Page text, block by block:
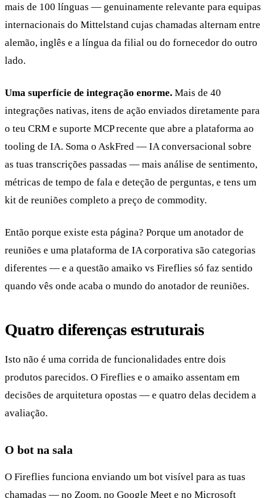
mais de 100 línguas — genuinamente relevante para equipas
internacionais do Mittelstand cujas chamadas alternam entre
alemão, inglês e a língua da filial ou do fornecedor do outro
lado.
Uma superfície de integração enorme. Mais de 40
integrações nativas, itens de ação enviados diretamente para
o teu CRM e suporte MCP recente que abre a plataforma ao
tooling de IA. Soma o AskFred — IA conversacional sobre
as tuas transcrições passadas — mais análise de sentimento,
métricas de tempo de fala e deteção de perguntas, e tens um
kit de reuniões completo a preço de commodity.
Então porque existe esta página? Porque um anotador de
reuniões e uma plataforma de IA corporativa são categorias
diferentes — e a questão amaiko vs Fireflies só faz sentido
quando vês onde acaba o mundo do anotador de reuniões.
Quatro diferenças estruturais
Isto não é uma corrida de funcionalidades entre dois
produtos parecidos. O Fireflies e o amaiko assentam em
decisões de arquitetura opostas — e quatro delas decidem a
avaliação.
O bot na sala
O Fireflies funciona enviando um bot visível para as tuas
chamadas — no Zoom, no Google Meet e no Microsoft